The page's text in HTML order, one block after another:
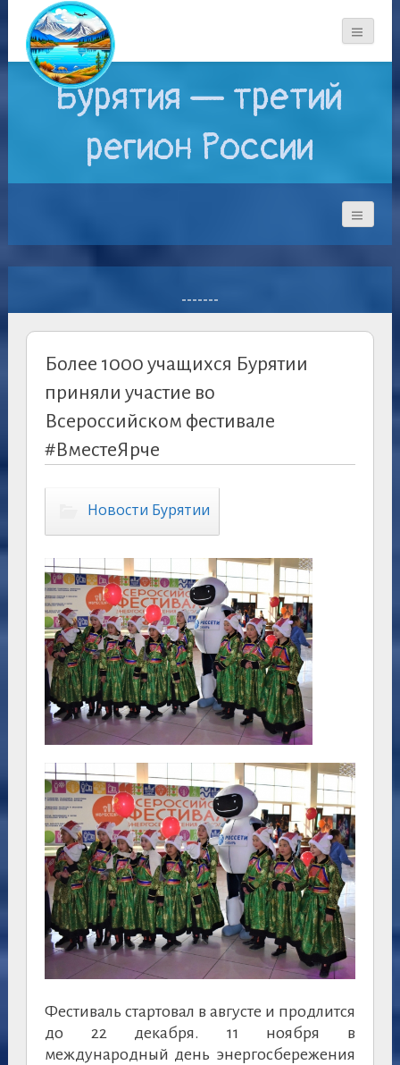
Бурятия — третий
регион России
-------
Более 1000 учащихся Бурятии
приняли участие во
Всероссийском фестивале
#ВместеЯрче
Новости Бурятии
Фестиваль стартовал в августе и продлится
до 22 декабря. 11 ноября в
международный день энергосбережения